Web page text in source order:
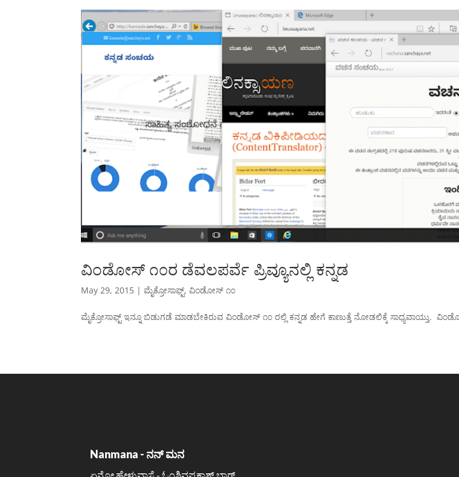
ವಿಂಡೋಸ್ ೧೦ರ ಡೆವಲಪರ್ವೆ ಪ್ರಿವ್ಯೂನಲ್ಲಿ ಕನ್ನಡ
May 29, 2015 |ಮೈಕ್ರೋಸಾಫ್ಟ್,ವಿಂಡೋಸ್ ೧೦
ಮೈಕ್ರೋಸಾಫ್ಟ್ ಇನ್ನೂ ಬಿಡುಗಡೆ ಮಾಡಬೇಕಿರುವ ವಿಂಡೋಸ್ ೧೦ ರಲ್ಲಿ ಕನ್ನಡ ಹೇಗೆ ಕಾಣುತ್ತೆ ನೋಡಲಿಕ್ಕೆ ಸಾಧ್ಯವಾಯ್ತು.
Nanmana - ನನ್ ಮನ